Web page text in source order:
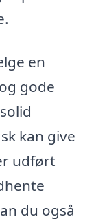
en
gode
kan give
udført
du også